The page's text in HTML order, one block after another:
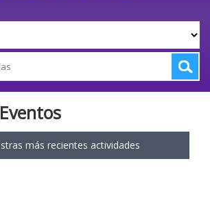
más recientes actividades